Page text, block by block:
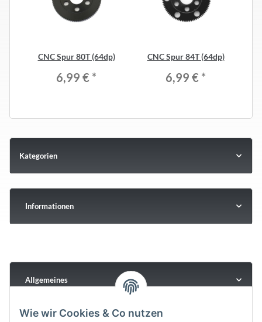
CNC Spur 80T (64dp)
6,99 € *
CNC Spur 84T (64dp)
6,99 € *
Kategorien
Informationen
Allgemeines
Wie wir Cookies & Co nutzen